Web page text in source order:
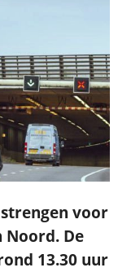
voor
Noord. De
13.30 uur